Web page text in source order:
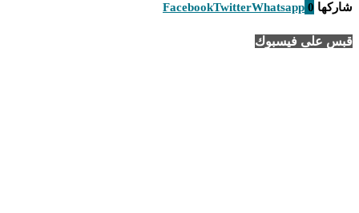
شاركها 0
FacebookTwitterWhatsapp
قبس على فيسبوك